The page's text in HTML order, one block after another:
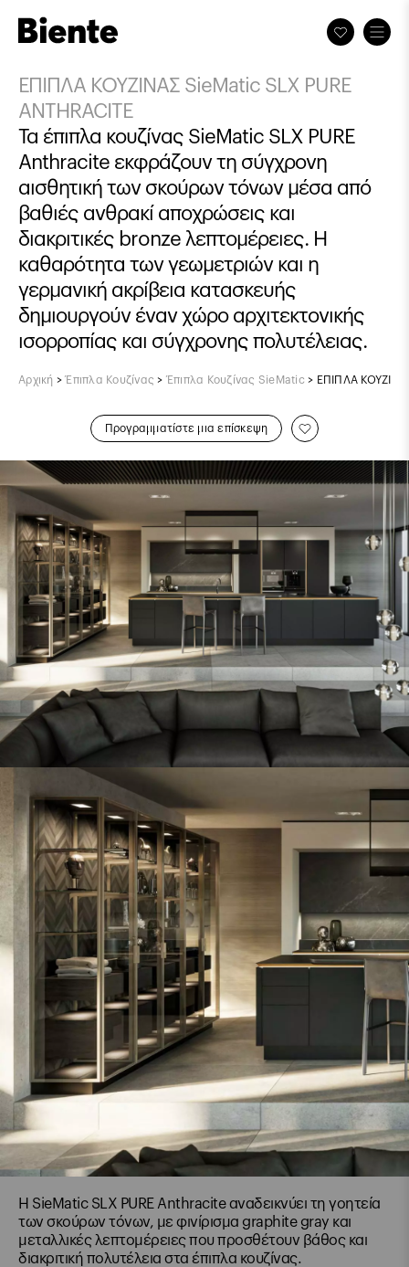
ΕΠΙΠΛΑ ΚΟΥΖΙΝΑΣ SieMatic SLX PURE
ANTHRACITE
Τα έπιπλα κουζίνας SieMatic SLX PURE
Anthracite εκφράζουν τη σύγχρονη
αισθητική των σκούρων τόνων μέσα από
βαθιές ανθρακί αποχρώσεις και
διακριτικές bronze λεπτομέρειες. Η
καθαρότητα των γεωμετριών και η
γερμανική ακρίβεια κατασκευής
δημιουργούν έναν χώρο αρχιτεκτονικής
ισορροπίας και σύγχρονης πολυτέλειας.
Αρχική >Έπιπλα Κουζίνας >Έπιπλα Κουζίνας SieMatic > ΕΠΙΠΛΑ
Προγραμματίστε μια επίσκεψη
Η SieMatic SLX PURE Anthracite αναδεικνύει τη γοητεία
των σκούρων τόνων, με φινίρισμα graphite gray και
μεταλλικές λεπτομέρειες που προσθέτουν βάθος και
διακριτική πολυτέλεια στα έπιπλα κουζίνας.